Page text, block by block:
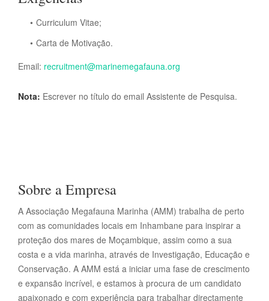
Curriculum Vitae;
Carta de Motivação.
Email: recruitment@marinemegafauna.org
Nota: Escrever no título do email Assistente de Pesquisa.
Sobre a Empresa
A Associação Megafauna Marinha (AMM) trabalha de perto
com as comunidades locais em Inhambane para inspirar a
proteção dos mares de Moçambique, assim como a sua
costa e a vida marinha, através de Investigação, Educação e
Conservação. A AMM está a iniciar uma fase de crescimento
e expansão incrível, e estamos à procura de um candidato
apaixonado e com experiência para trabalhar directamente